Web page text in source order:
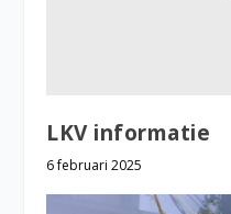
LKV informatie
6 februari 2025